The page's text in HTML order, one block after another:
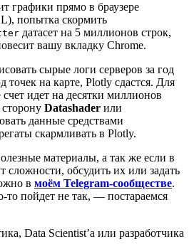
графики прямо в браузере
попытка скормить
датасет на 5 миллионов строк,
вашу вкладку Chrome.
сырые логи серверов за год
точек на карте, Plotly сдастся. Для
счет идет на десятки миллионов
Datashader или
данные средствами
скармливать в Plotly.
материалы, а так же если в
сложности, обсудить их или задать
в моём Telegram-сообществе.
то пойдет не так, — постараемся
Data Scientist’а или разработчика